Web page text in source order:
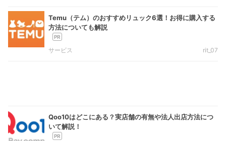
Temu（テム）のおすすめリュック6選！お得に購入する
方法についても解説
サービス rit_07
Qoo10はどこにある？実店舗の有無や法人出店方法につ
いて解説！